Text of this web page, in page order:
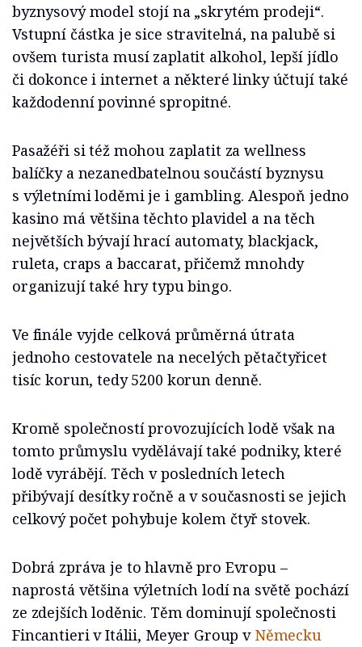
byznysový model stojí na „skrytém prodeji“.
Vstupní částka je sice stravitelná, na palubě si
ovšem turista musí zaplatit alkohol, lepší jídlo
či dokonce i internet a některé linky účtují také
každodenní povinné spropitné.
Pasažéři si též mohou zaplatit za wellness
balíčky a nezanedbatelnou součástí byznysu
s výletními loděmi je i gambling. Alespoň jedno
kasino má většina těchto plavidel a na těch
největších bývají hrací automaty, blackjack,
ruleta, craps a baccarat, přičemž mnohdy
organizují také hry typu bingo.
Ve finále vyjde celková průměrná útrata
jednoho cestovatele na necelých pětačtyřicet
tisíc korun, tedy 5200 korun denně.
Kromě společností provozujících lodě však na
tomto průmyslu vydělávají také podniky, které
lodě vyrábějí. Těch v posledních letech
přibývají desítky ročně a v současnosti se jejich
celkový počet pohybuje kolem čtyř stovek.
Dobrá zpráva je to hlavně pro Evropu –
naprostá většina výletních lodí na světě pochází
ze zdejších loděnic. Těm dominují společnosti
Fincantieri v Itálii, Meyer Group v Německu